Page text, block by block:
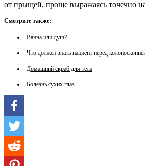
от прыщей, проще выражаясь точечно
Смотрите также:
Ванна или душ?
Что должен знать пациент перед
Домашний скраб для тела
Болезнь сухих глаз